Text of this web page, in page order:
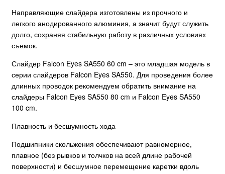
Направляющие слайдера изготовлены из прочного и
легкого анодированного алюминия, а значит будут служить
долго, сохраняя стабильную работу в различных условиях
съемок.
Слайдер Falcon Eyes SA550 60 cm – это младшая модель в
серии слайдеров Falcon Eyes SA550. Для проведения более
длинных проводок рекомендуем обратить внимание на
слайдеры Falcon Eyes SA550 80 cm и Falcon Eyes SA550
100 cm.
Плавность и бесшумность хода
Подшипники скольжения обеспечивают равномерное,
плавное (без рывков и толчков на всей длине рабочей
поверхности) и бесшумное перемещение каретки вдоль